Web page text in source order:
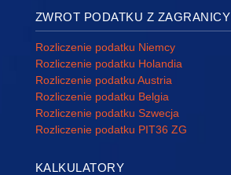
ZWROT PODATKU Z ZAGRANICY
Rozliczenie podatku Niemcy
Rozliczenie podatku Holandia
Rozliczenie podatku Austria
Rozliczenie podatku Belgia
Rozliczenie podatku Szwecja
Rozliczenie podatku PIT36 ZG
KALKULATORY